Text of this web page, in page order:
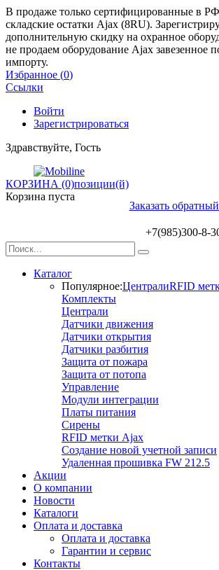
В продаже только сертифицированные в
складские остатки Ajax (8RU).
дополнительную скидку на охранное
не продаем оборудование Ajax завезенное
импорту.
Избранное (0)
Ссылки
Войти
Зарегистрироваться
Здравствуйте, Гость
КОРЗИНА (0)позиции(й)
Корзина пуста
Заказать
+7(985)300-8-
Каталог
Популярное:ЦентралиRFID
Комплекты
Централи
Датчики движения
Датчики открытия
Датчики разбития
Защита от пожара
Защита от потопа
Управление
Модули интеграции
Платы питания
Сирены
RFID метки Ajax
Создание новой учетной записи
Удаленная прошивка FW 212.5
Акции
О компании
Новости
Каталоги
Оплата и доставка
Оплата и доставка
Гарантии и сервис
Контакты